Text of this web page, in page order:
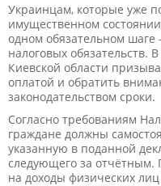
Украинцам, которые уже
имущественном
одном обязательном
налоговых обязательств.
Киевской области
оплатой и обратить
законодательством сроки.
Согласно требованиям
граждане должны
указанную в поданной
следующего за отчётным.
на доходы физических